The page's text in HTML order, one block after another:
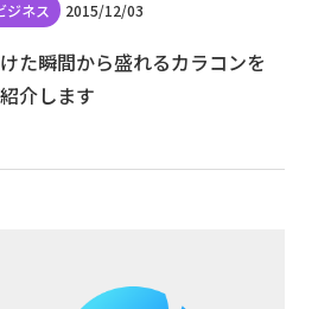
2015/12/03
た瞬間から盛れるカラコンを
介します